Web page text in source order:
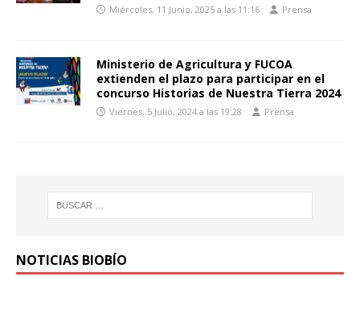
Miércoles, 11 Junio, 2025 a las 11:16 Prensa
Ministerio de Agricultura y FUCOA
extienden el plazo para participar en el
concurso Historias de Nuestra Tierra 2024
Viernes, 5 Julio, 2024 a las 19:28 Prensa
NOTICIAS BIOBÍO